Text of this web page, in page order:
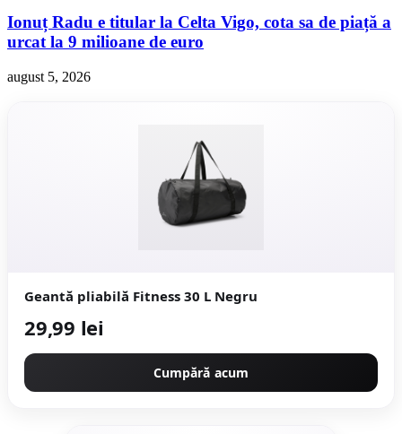
Ionuț Radu e titular la Celta Vigo, cota sa de piață a
urcat la 9 milioane de euro
august 5, 2026
Geantă pliabilă Fitness 30 L Negru
29,99 lei
Cumpără acum